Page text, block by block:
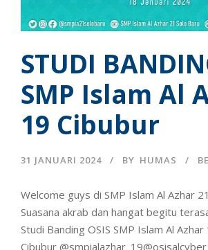
STUDI
SMP Islam Al
19 Cibubur
31 JANUARI 2024 BY HUMAS
Welcome guys di SMP Islam Al Azhar
Suasana akrab dan hangat begitu
Studi Banding OSIS SMP Islam Al Azhar
Cibubur